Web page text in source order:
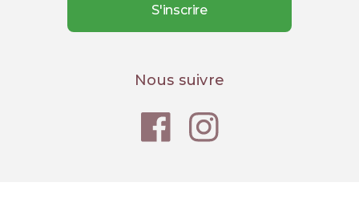
Nous suivre